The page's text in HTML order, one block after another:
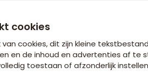
die werkt
cookies
cookies, dit zijn kleine
en de inhoud en advertenties af te
toestaan of afzonderlijk